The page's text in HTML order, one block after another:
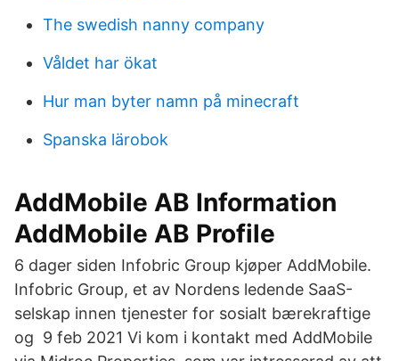
The swedish nanny company
Våldet har ökat
Hur man byter namn på minecraft
Spanska lärobok
AddMobile AB Information
AddMobile AB Profile
6 dager siden Infobric Group kjøper AddMobile.
Infobric Group, et av Nordens ledende SaaS-
selskap innen tjenester for sosialt bærekraftige
og 9 feb 2021 Vi kom i kontakt med AddMobile